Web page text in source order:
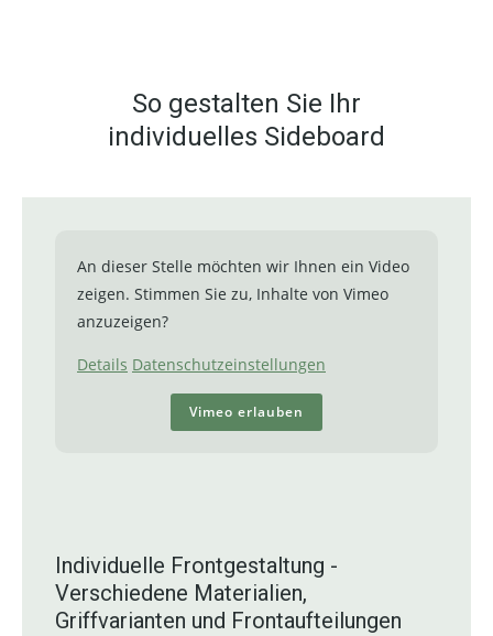
So gestalten Sie Ihr
individuelles Sideboard
An dieser Stelle möchten wir Ihnen ein Video
zeigen. Stimmen Sie zu, Inhalte von Vimeo
anzuzeigen?
Details Datenschutzeinstellungen
Vimeo erlauben
Individuelle Frontgestaltung -
Verschiedene Materialien,
Griffvarianten und Frontaufteilungen